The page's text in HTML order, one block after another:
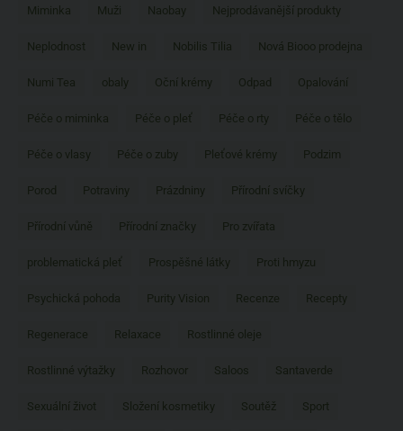
Miminka Muži Naobay Nejprodávanější produkty
Neplodnost New in Nobilis Tilia Nová Biooo prodejna
Numi Tea obaly Oční krémy Odpad Opalování
Péče o miminka Péče o pleť Péče o rty Péče o tělo
Péče o vlasy Péče o zuby Pleťové krémy Podzim
Porod Potraviny Prázdniny Přírodní svíčky
Přírodní vůně Přírodní značky Pro zvířata
problematická pleť Prospěšné látky Proti hmyzu
Psychická pohoda Purity Vision Recenze Recepty
Regenerace Relaxace Rostlinné oleje
Rostlinné výtažky Rozhovor Saloos Santaverde
Sexuální život Složení kosmetiky Soutěž Sport